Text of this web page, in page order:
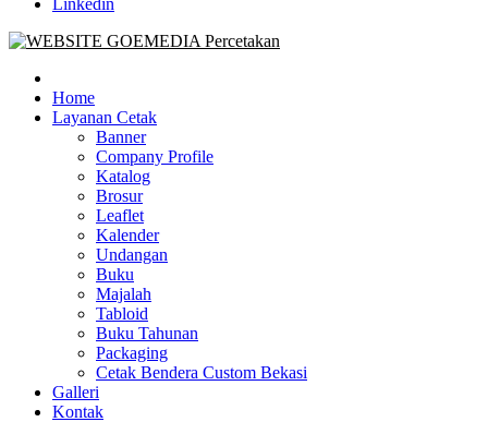
Linkedin
Goe Media Percetakan | 0822-4439-5599 (Call/WA)
0822-4439-5599 (Call/WA) Percetakan jasa cetak banner buku yasin
invoice kartu nama label map nota spanduk stiker undangan
pernikahan murah online 24 jam
Home
Layanan Cetak
Banner
Company Profile
Katalog
Brosur
Leaflet
Kalender
Undangan
Buku
Majalah
Tabloid
Buku Tahunan
Packaging
Cetak Bendera Custom Bekasi
Galleri
Kontak